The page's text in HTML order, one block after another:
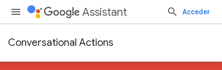
Assistant Acceder
Conversational Actions